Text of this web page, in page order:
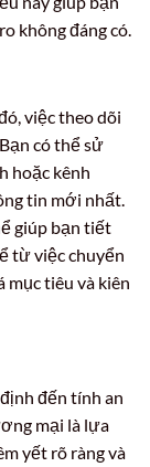
không đáng có.
việc theo dõi
có thể sử
hoặc kênh
tin mới nhất.
giúp bạn tiết
từ việc chuyển
mục tiêu và kiên
đến tính an
mại là lựa
yết rõ ràng và